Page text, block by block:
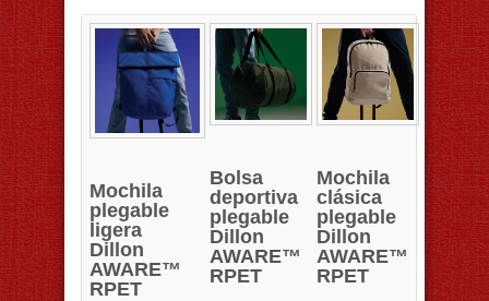
Mochila
plegable
ligera
Dillon
AWARE™
RPET
Bolsa
deportiva
plegable
Dillon
AWARE™
RPET
Mochila
clásica
plegable
Dillon
AWARE™
RPET